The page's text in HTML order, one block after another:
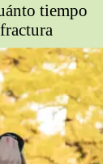
tiempo